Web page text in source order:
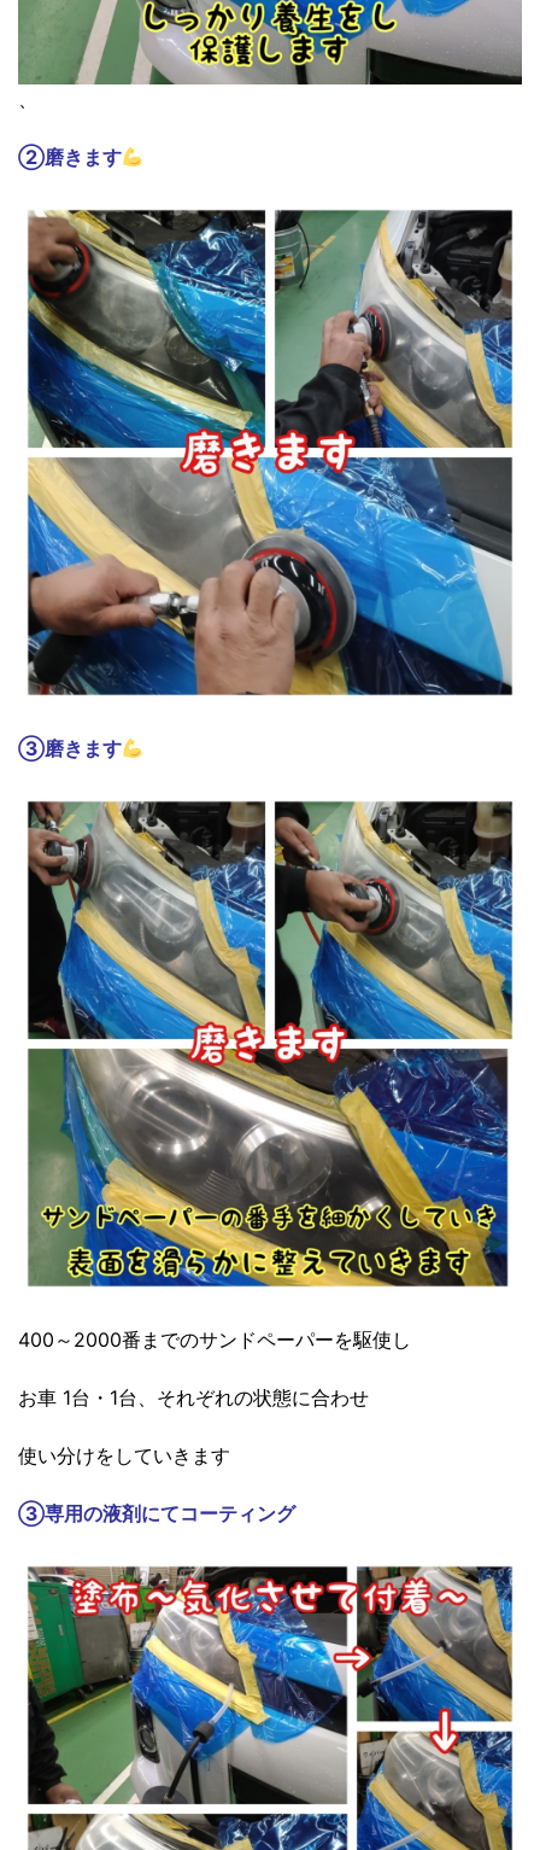
、
②磨きます
③磨きます
400～2000番までのサンドペーパーを駆使し
お車 1台・1台、それぞれの状態に合わせ
使い分けをしていきます
③専用の液剤にてコーティング